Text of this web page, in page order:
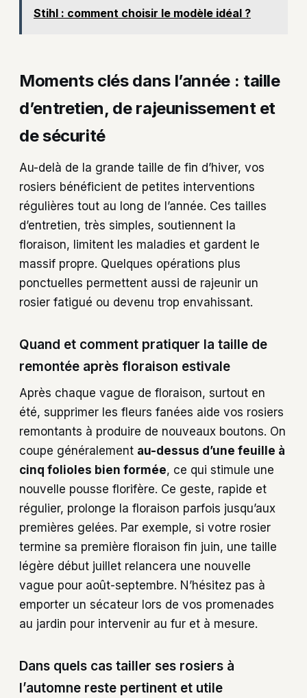
Stihl : comment choisir le modèle idéal ?
Moments clés dans l’année : taille
d’entretien, de rajeunissement et
de sécurité
Au-delà de la grande taille de fin d’hiver, vos
rosiers bénéficient de petites interventions
régulières tout au long de l’année. Ces tailles
d’entretien, très simples, soutiennent la
floraison, limitent les maladies et gardent le
massif propre. Quelques opérations plus
ponctuelles permettent aussi de rajeunir un
rosier fatigué ou devenu trop envahissant.
Quand et comment pratiquer la taille de
remontée après floraison estivale
Après chaque vague de floraison, surtout en
été, supprimer les fleurs fanées aide vos rosiers
remontants à produire de nouveaux boutons. On
coupe généralement au-dessus d’une feuille à
cinq folioles bien formée, ce qui stimule une
nouvelle pousse florifère. Ce geste, rapide et
régulier, prolonge la floraison parfois jusqu’aux
premières gelées. Par exemple, si votre rosier
termine sa première floraison fin juin, une taille
légère début juillet relancera une nouvelle
vague pour août-septembre. N’hésitez pas à
emporter un sécateur lors de vos promenades
au jardin pour intervenir au fur et à mesure.
Dans quels cas tailler ses rosiers à
l’automne reste pertinent et utile